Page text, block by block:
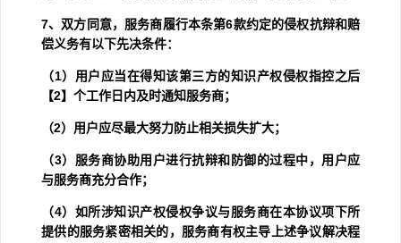
7、双方同意，服务商履行本条第6款约定的侵权抗辩和赔
偿义务有以下先决条件：
（1）用户应当在得知该第三方的知识产权侵权指控之后
【2】个工作日内及时通知服务商；
（2）用户应尽最大努力防止相关损失扩大；
（3）服务商协助用户进行抗辩和防御的过程中，用户应
与服务商充分合作；
（4）如所涉知识产权侵权争议与服务商在本协议项下所
提供的服务紧密相关的，服务商有权主导上述争议解决程